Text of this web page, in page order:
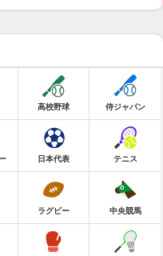
高校野球 侍ジャパン
日本代表 テニス
ラグビー 中央競馬